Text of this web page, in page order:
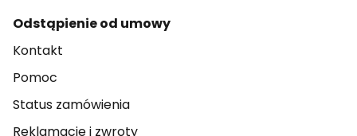
Odstąpienie od umowy
Kontakt
Pomoc
Status zamówienia
Reklamacje i zwroty